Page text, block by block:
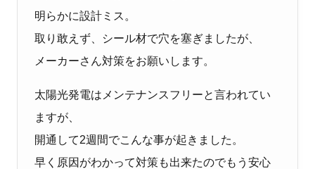
明らかに設計ミス。
取り敢えず、シール材で穴を塞ぎましたが、
メーカーさん対策をお願いします。
太陽光発電はメンテナンスフリーと言われてい
ますが、
開通して2週間でこんな事が起きました。
早く原因がわかって対策も出来たのでもう安心